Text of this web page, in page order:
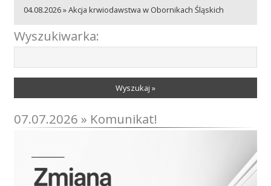
Badania
Przetargi
Praca
04.08.2026 » Akcja krwiodawstwa w Obornikach Śląskich
Wyszukiwarka:
Wyszukaj »
07.07.2026 » Komunikat!